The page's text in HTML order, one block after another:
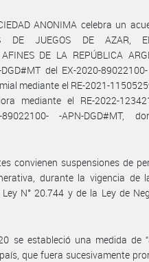
ANONIMA celebra un
DE JUEGOS DE AZAR,
DE LA REPÚBLICA
del EX-2020-
mediante el RE-2021-
mediante el RE-2022-
-APN-DGD#MT,
convienen suspensiones de
durante la vigencia de
N° 20.744 y de la Ley de
se estableció una medida de
que fuera sucesivamente